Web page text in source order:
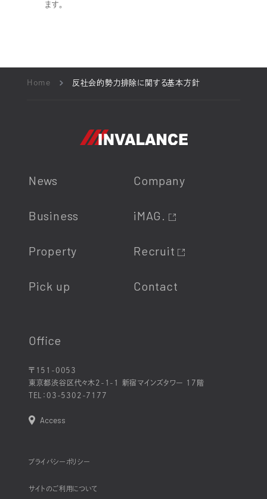
ます。
Home 反社会的勢力排除に関する基本方針
News
Business
Property
Pick up
Company
iMAG.
Recruit
Contact
Office
〒151-0053
東京都渋谷区代々木2-1-1 新宿マインズタワー 17階
TEL： 03-5302-7177
Access
プライバシーポリシー
サイトのご利用について